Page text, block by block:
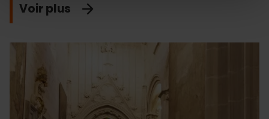
Voir plus